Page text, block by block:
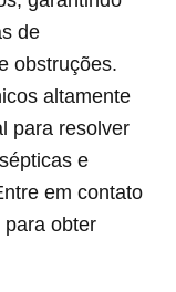
de
obstruções.
altamente
para resolver
e
em contato
obter